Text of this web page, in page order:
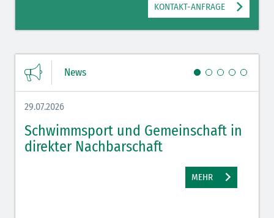
KONTAKT-ANFRAGE
News
29.07.2026
Schwimmsport und Gemeinschaft in
direkter Nachbarschaft
MEHR